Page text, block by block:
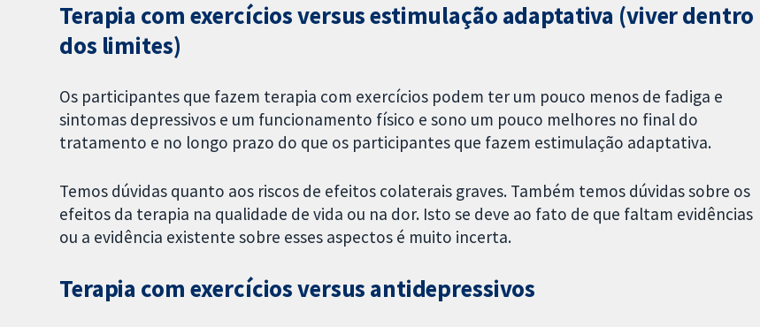
Terapia com exercícios versus estimulação adaptativa (viver dentro
dos limites)
Os participantes que fazem terapia com exercícios podem ter um pouco menos de fadiga e
sintomas depressivos e um funcionamento físico e sono um pouco melhores no final do
tratamento e no longo prazo do que os participantes que fazem estimulação adaptativa.
Temos dúvidas quanto aos riscos de efeitos colaterais graves. Também temos dúvidas sobre os
efeitos da terapia na qualidade de vida ou na dor. Isto se deve ao fato de que faltam evidências
ou a evidência existente sobre esses aspectos é muito incerta.
Terapia com exercícios versus antidepressivos